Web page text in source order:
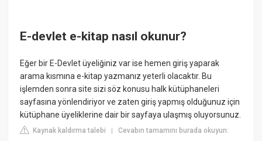
E-devlet e-kitap nasıl okunur?
Eğer bir E-Devlet üyeliğiniz var ise hemen giriş yaparak
arama kısmına e-kitap yazmanız yeterli olacaktır. Bu
işlemden sonra site sizi söz konusu halk kütüphaneleri
sayfasına yönlendiriyor ve zaten giriş yapmış olduğunuz için
kütüphane üyeliklerine dair bir sayfaya ulaşmış oluyorsunuz.
Kaynak kaldırma talebi |Cevabın tamamını burada okuyun: